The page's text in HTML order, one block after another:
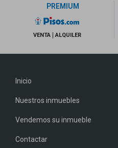
PREMIUM
VENTA ALQUILER
Inicio
Nuestros inmuebles
Vendemos su inmueble
Contactar